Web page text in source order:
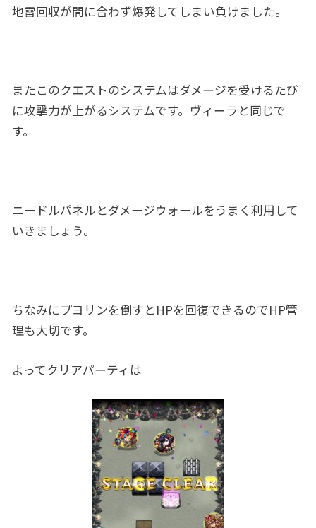
地雷回収が間に合わず爆発してしまい負けました。
またこのクエストのシステムはダメージを受けるたび
に攻撃力が上がるシステムです。ヴィーラと同じで
す。
ニードルパネルとダメージウォールをうまく利用して
いきましょう。
ちなみにプヨリンを倒すとHPを回復できるのでHP管
理も大切です。
よってクリアパーティは